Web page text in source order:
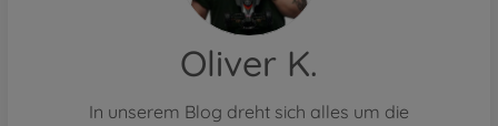
Oliver K.
In unserem Blog dreht sich alles um die